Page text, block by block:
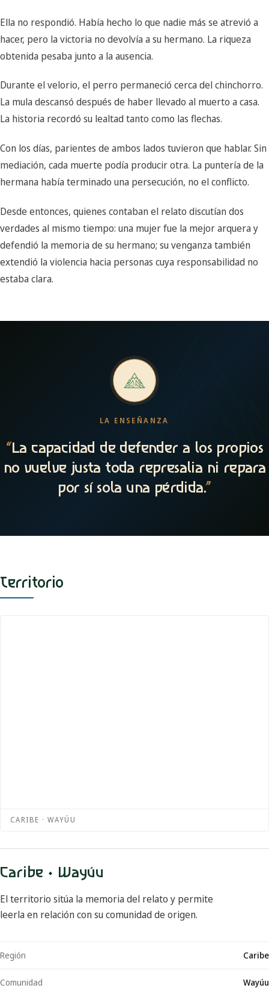
Ella no respondió. Había hecho lo que nadie más se atrevió a
hacer, pero la victoria no devolvía a su hermano. La riqueza
obtenida pesaba junto a la ausencia.
Durante el velorio, el perro permaneció cerca del chinchorro.
La mula descansó después de haber llevado al muerto a casa.
La historia recordó su lealtad tanto como las flechas.
Con los días, parientes de ambos lados tuvieron que hablar. Sin
mediación, cada muerte podía producir otra. La puntería de la
hermana había terminado una persecución, no el conflicto.
Desde entonces, quienes contaban el relato discutían dos
verdades al mismo tiempo: una mujer fue la mejor arquera y
defendió la memoria de su hermano; su venganza también
extendió la violencia hacia personas cuya responsabilidad no
estaba clara.
LA ENSEÑANZA
“La capacidad de defender a los propios
no vuelve justa toda represalia ni repara
por sí sola una pérdida.”
Territorio
CARIBE · WAYÚU
Caribe · Wayúu
El territorio sitúa la memoria del relato y permite
leerla en relación con su comunidad de origen.
Región Caribe
Comunidad Wayúu